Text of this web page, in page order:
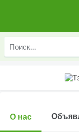
О нас